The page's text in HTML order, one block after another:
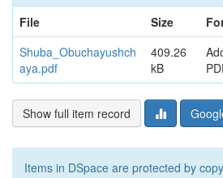
File
Size
Shuba_Obuchayushch
aya.pdf
409.26
kB
Show full item record
Items in DSpace are protected by